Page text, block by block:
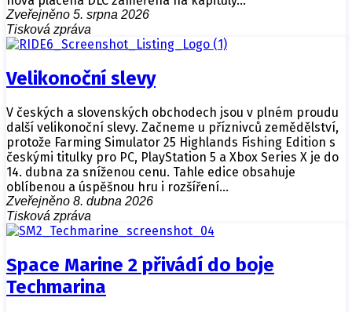
Zveřejněno 5. srpna 2026
Tisková zpráva
Velikonoční slevy
V českých a slovenských obchodech jsou v plném proudu
další velikonoční slevy. Začneme u příznivců zemědělství,
protože Farming Simulator 25 Highlands Fishing Edition s
českými titulky pro PC, PlayStation 5 a Xbox Series X je do
14. dubna za sníženou cenu. Tahle edice obsahuje
oblíbenou a úspěšnou hru i rozšíření…
Zveřejněno 8. dubna 2026
Tisková zpráva
Space Marine 2 přivádí do boje
Techmarina